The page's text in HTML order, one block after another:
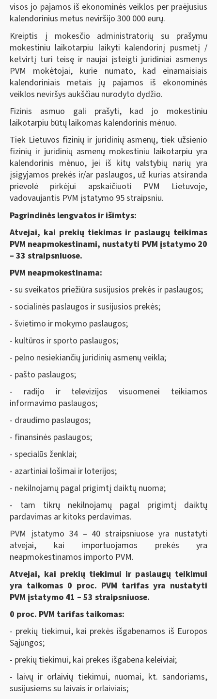
visos jo pajamos iš ekonominės veiklos per praėjusius
kalendorinius metus neviršijo 300 000 eurų.
Kreiptis į mokesčio administratorių su prašymu
mokestiniu laikotarpiu laikyti kalendorinį pusmetį /
ketvirtį turi teisę ir naujai įsteigti juridiniai asmenys
PVM mokėtojai, kurie numato, kad einamaisiais
kalendoriniais metais jų pajamos iš ekonominės
veiklos neviršys aukščiau nurodyto dydžio.
Fizinis asmuo gali prašyti, kad jo mokestiniu
laikotarpiu būtų laikomas kalendorinis mėnuo.
Tiek Lietuvos fizinių ir juridinių asmenų, tiek užsienio
fizinių ir juridinių asmenų mokestiniu laikotarpiu yra
kalendorinis mėnuo, jei iš kitų valstybių narių yra
įsigyjamos prekės ir/ar paslaugos, už kurias atsiranda
prievolė pirkėjui apskaičiuoti PVM Lietuvoje,
vadovaujantis PVM įstatymo 95 straipsniu.
Pagrindinės lengvatos ir išimtys:
Atvejai, kai prekių tiekimas ir paslaugų teikimas
PVM neapmokestinami, nustatyti PVM įstatymo 20
– 33 straipsniuose.
PVM neapmokestinama:
- su sveikatos priežiūra susijusios prekės ir paslaugos;
- socialinės paslaugos ir susijusios prekės;
- švietimo ir mokymo paslaugos;
- kultūros ir sporto paslaugos;
- pelno nesiekiančių juridinių asmenų veikla;
- pašto paslaugos;
- radijo ir televizijos visuomenei teikiamos
informavimo paslaugos;
- draudimo paslaugos;
- finansinės paslaugos;
- specialūs ženklai;
- azartiniai lošimai ir loterijos;
- nekilnojamų pagal prigimtį daiktų nuoma;
- tam tikrų nekilnojamų pagal prigimtį daiktų
pardavimas ar kitoks perdavimas.
PVM įstatymo 34 – 40 straipsniuose yra nustatyti
atvejai, kai importuojamos prekės yra
neapmokestinamos importo PVM.
Atvejai, kai prekių tiekimui ir paslaugų teikimui
yra taikomas 0 proc. PVM tarifas yra nustatyti
PVM įstatymo 41 – 53 straipsniuose.
0 proc. PVM tarifas taikomas:
- prekių tiekimui, kai prekės išgabenamos iš Europos
Sąjungos;
- prekių tiekimui, kai prekes išgabena keleiviai;
- laivų ir orlaivių tiekimui, nuomai, kt. sandoriams,
susijusiems su laivais ir orlaiviais;